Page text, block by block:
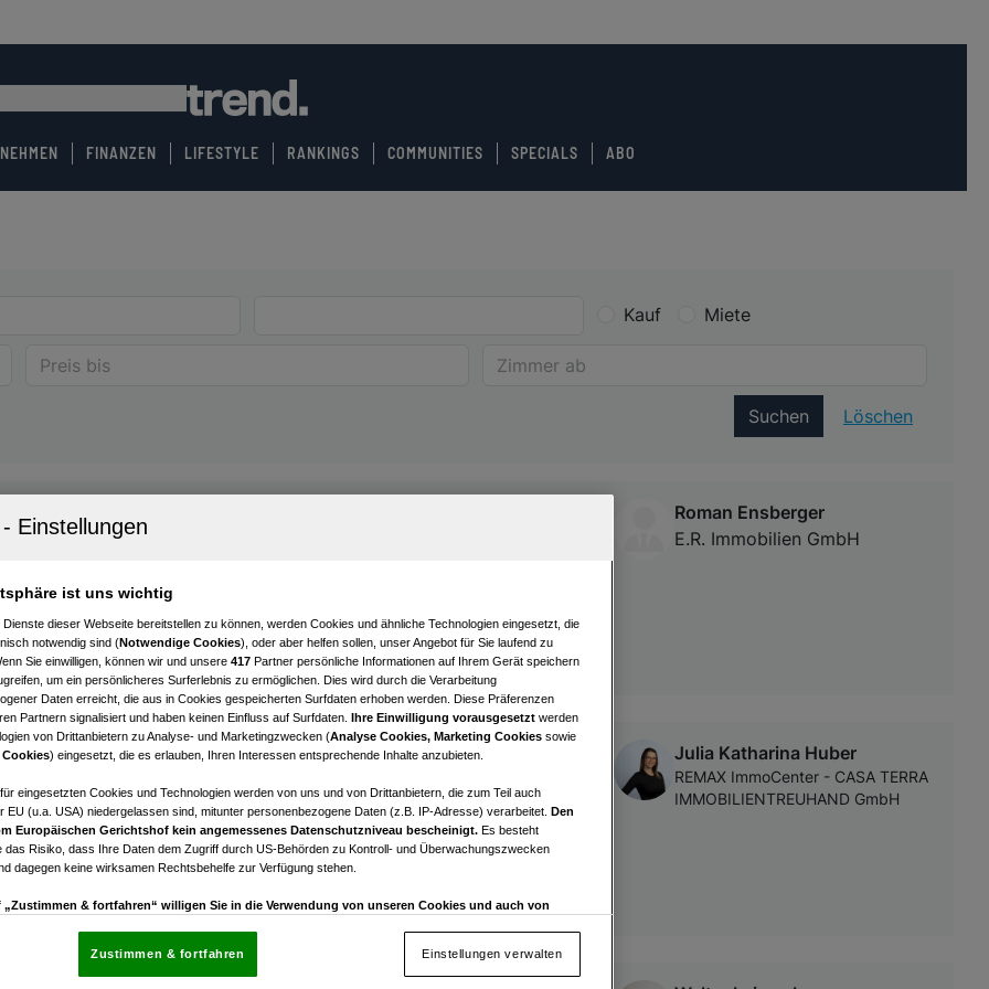
FINANZEN LIFESTYLE RANKINGS COMMUNITIES SPECIALS ABO
Kauf Miete
Suchen Löschen
3-Zi Wohnung in Vöcklabruck mit Allg. Garten, Loggia &
3
Zimmer
Roman Ensberger
E.R. Immobilien GmbH
4
Zimmer
€ 299.000,00
Kaufpreis
Julia Katharina Huber
REMAX ImmoCenter - CASA TERRA
IMMOBILIENTREUHAND GmbH
ist uns wichtig
Dienste dieser Webseite bereitstellen zu können, werden Cookies und ähnliche Technologien eingesetzt, die
notwendig sind (Notwendige Cookies), oder aber helfen sollen, unser Angebot für Sie laufend zu
Sie einwilligen, können wir und unsere 417 Partner persönliche Informationen auf Ihrem Gerät speichern
um ein persönlicheres Surferlebnis zu ermöglichen. Dies wird durch die Verarbeitung
Daten erreicht, die aus in Cookies gespeicherten Surfdaten erhoben werden. Diese Präferenzen
Partnern signalisiert und haben keinen Einfluss auf Surfdaten. Ihre Einwilligung vorausgesetzt werden
von Drittanbietern zu Analyse- und Marketingzwecken (Analyse Cookies, Marketing Cookies sowie
) eingesetzt, die es erlauben, Ihren Interessen entsprechende Inhalte anzubieten.
eingesetzten Cookies und Technologien werden von uns und von Drittanbietern, die zum Teil auch
EU (u.a. USA) niedergelassen sind, mitunter personenbezogene Daten (z.B. IP-Adresse) verarbeitet. Den
Europäischen Gerichtshof kein angemessenes Datenschutzniveau bescheinigt. Es besteht
das Risiko, dass Ihre Daten dem Zugriff durch US-Behörden zu Kontroll- und Überwachungszwecken
dagegen keine wirksamen Rechtsbehelfe zur Verfügung stehen.
„Zustimmen & fortfahren“ willigen Sie in die Verwendung von unseren Cookies und auch von
die sich auf jeder Seite unten im Footer befinden.
Einstellungen verwalten
Zustimmen & fortfahren